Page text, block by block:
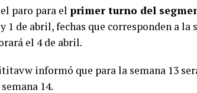
paro para el primer turno del
1 de abril, fechas que corresponden a la
el 4 de abril.
informó que para la semana 13
14.